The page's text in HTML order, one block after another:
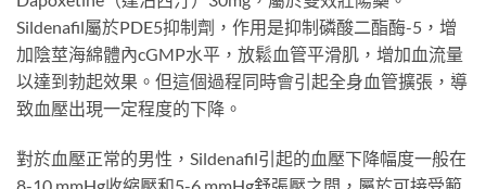
Sildenafil屬於PDE5抑制劑，作用是抑制磷酸二酯酶-5，增
加陰莖海綿體內cGMP水平，放鬆血管平滑肌，增加血流量
以達到勃起效果。但這個過程同時會引起全身血管擴張，導
致血壓出現一定程度的下降。
對於血壓正常的男性，Sildenafil引起的血壓下降幅度一般在